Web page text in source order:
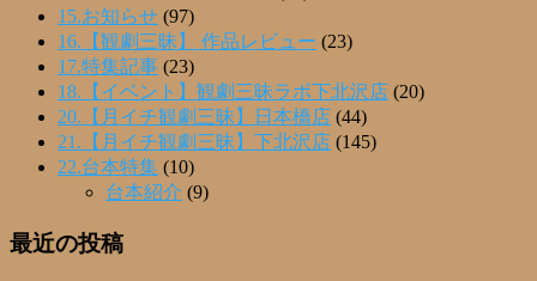
15.お知らせ (97)
16.【観劇三昧】 作品レビュー (23)
17.特集記事 (23)
18.【イベント】観劇三昧ラボ下北沢店 (20)
20.【月イチ観劇三昧】日本橋店 (44)
21.【月イチ観劇三昧】下北沢店 (145)
22.台本特集 (10)
台本紹介 (9)
最近の投稿